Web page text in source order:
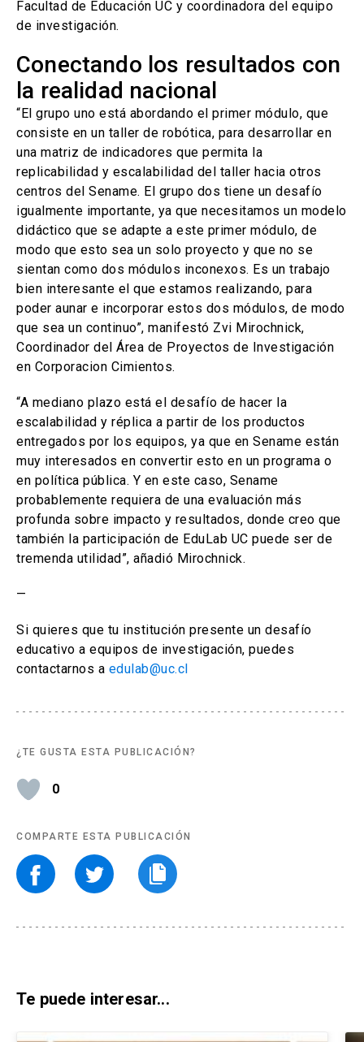
Facultad de Educación UC y coordinadora del equipo
de investigación.
Conectando los resultados con
la realidad nacional
“El grupo uno está abordando el primer módulo, que
consiste en un taller de robótica, para desarrollar en
una matriz de indicadores que permita la
replicabilidad y escalabilidad del taller hacia otros
centros del Sename. El grupo dos tiene un desafío
igualmente importante, ya que necesitamos un modelo
didáctico que se adapte a este primer módulo, de
modo que esto sea un solo proyecto y que no se
sientan como dos módulos inconexos. Es un trabajo
bien interesante el que estamos realizando, para
poder aunar e incorporar estos dos módulos, de modo
que sea un continuo”, manifestó Zvi Mirochnick,
Coordinador del Área de Proyectos de Investigación
en Corporacion Cimientos.
“A mediano plazo está el desafío de hacer la
escalabilidad y réplica a partir de los productos
entregados por los equipos, ya que en Sename están
muy interesados en convertir esto en un programa o
en política pública. Y en este caso, Sename
probablemente requiera de una evaluación más
profunda sobre impacto y resultados, donde creo que
también la participación de EduLab UC puede ser de
tremenda utilidad”, añadió Mirochnick.
—
Si quieres que tu institución presente un desafío
educativo a equipos de investigación, puedes
contactarnos a edulab@uc.cl
¿TE GUSTA ESTA PUBLICACIÓN?
0
COMPARTE ESTA PUBLICACIÓN
Te puede interesar...